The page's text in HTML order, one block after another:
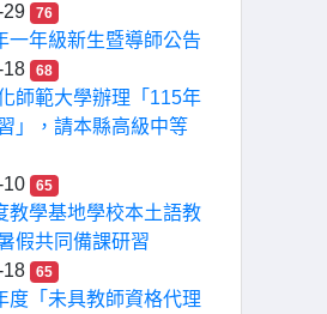
29
76
一年級新生暨導師公告
18
68
師範大學辦理「115年
」，請本縣高級中等
10
65
教學基地學校本土語教
假共同備課研習
18
65
度「未具教師資格代理